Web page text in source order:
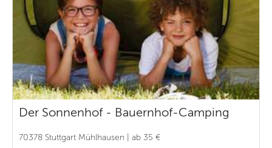
Der Sonnenhof - Bauernhof-Camping
70378 Stuttgart Mühlhausen | ab 35 €